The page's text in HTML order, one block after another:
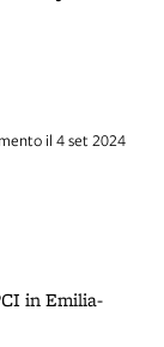
il 4 set 2024
in Emilia-